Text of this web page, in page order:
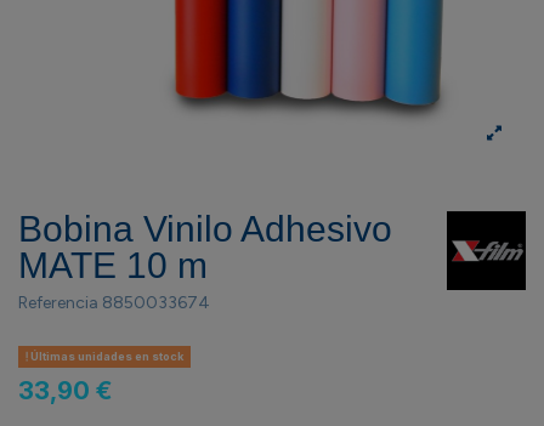
Bobina Vinilo Adhesivo
MATE 10 m
Referencia 8850033674
Últimas unidades en stock
33,90 €